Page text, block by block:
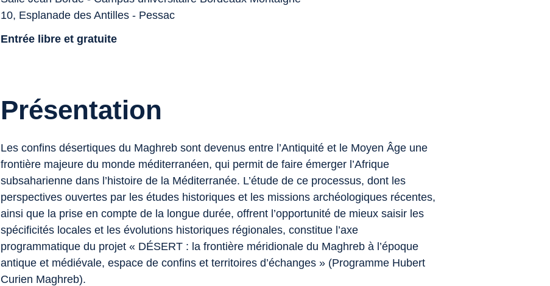
10, Esplanade des Antilles - Pessac
Entrée libre et gratuite
Présentation
Les confins désertiques du Maghreb sont devenus entre l’Antiquité et le Moyen Âge une
frontière majeure du monde méditerranéen, qui permit de faire émerger l’Afrique
subsaharienne dans l’histoire de la Méditerranée. L’étude de ce processus, dont les
perspectives ouvertes par les études historiques et les missions archéologiques récentes,
ainsi que la prise en compte de la longue durée, offrent l’opportunité de mieux saisir les
spécificités locales et les évolutions historiques régionales, constitue l’axe
programmatique du projet « DÉSERT : la frontière méridionale du Maghreb à l’époque
antique et médiévale, espace de confins et territoires d’échanges » (Programme Hubert
Curien Maghreb).